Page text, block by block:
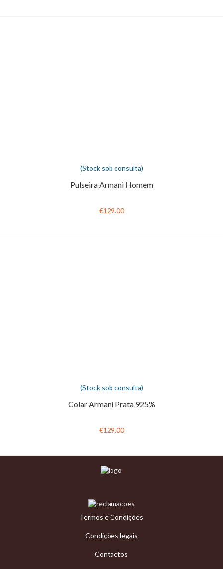
(Stock sob consulta)
Pulseira Armani Homem
€129.00
(Stock sob consulta)
Colar Armani Prata 925%
€129.00
Termos e Condições
Condições legais
Contactos